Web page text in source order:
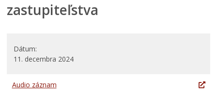
Mesto Sliač
MESTSKÉ ZASTUPITEĽSTVO
Poslanci
Zasadnutie zastupiteľstva 2022-2026
zastupiteľstva
Dátum
11. decembra 2024
Audio záznam